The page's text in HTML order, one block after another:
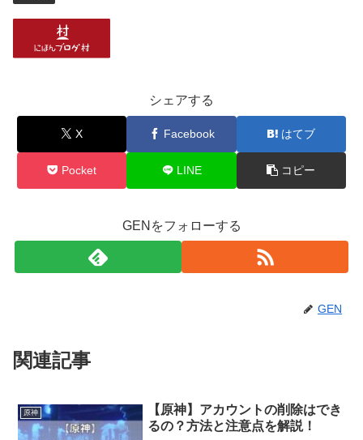
シェアする
X Facebook はてブ
Pocket LINE コピー
GENをフォローする
GEN
関連記事
原神
【原神】アカウントの削除はでき
るの？方法と注意点を解説！